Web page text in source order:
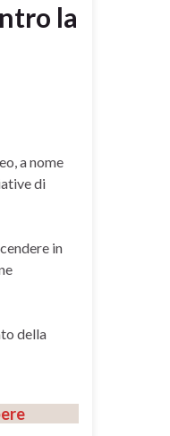
la
a nome
di
in
della